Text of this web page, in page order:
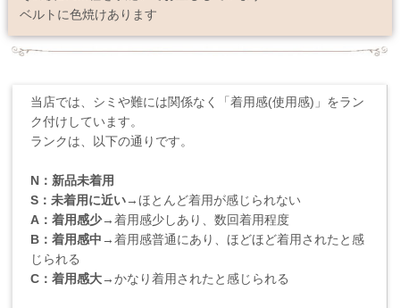
ベルトに色焼けあります
当店では、シミや難には関係なく「着用感(使用感)」をラン
ク付けしています。
ランクは、以下の通りです。
N：新品未着用
S：未着用に近い→ほとんど着用が感じられない
A：着用感少→着用感少しあり、数回着用程度
B：着用感中→着用感普通にあり、ほどほど着用されたと感
じられる
C：着用感大→かなり着用されたと感じられる